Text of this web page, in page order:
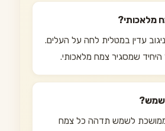
מלאכותי?
ניגוב עדין במטלית לחה על העלים.
שמסגיר צמח מלאכותי.
לשמש תדהה כל צמח